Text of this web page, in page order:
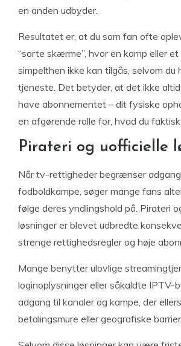
en anden udbyder.
Resultatet er, at du som fan ofte
“sorte skærme”, hvor en kamp eller
simpelthen ikke kan tilgås, selvom du
tjeneste. Det betyder, at det ikke
have abonnementet – dit fysiske
en afgørende rolle for, hvad du faktisk
Pirateri og uofficielle
Når tv-rettigheder begrænser
fodboldkampe, søger mange fans
følge deres yndlingshold på. Pirateri
løsninger er blevet udbredte
strenge rettighedsregler og høje
Mange benytter ulovlige
loginoplysninger eller såkaldte IPTV-
adgang til kanaler og kampe, der
betalingsmure eller geografiske